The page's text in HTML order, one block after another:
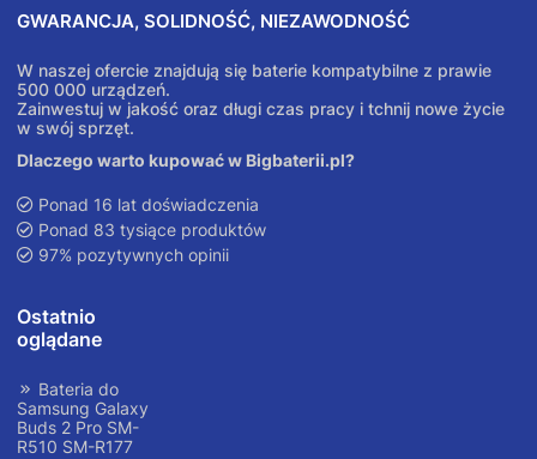
GWARANCJA, SOLIDNOŚĆ, NIEZAWODNOŚĆ
W naszej ofercie znajdują się baterie kompatybilne z prawie
500 000 urządzeń.
Zainwestuj w jakość oraz długi czas pracy i tchnij nowe życie
w swój sprzęt.
Dlaczego warto kupować w Bigbaterii.pl?
Ponad 16 lat doświadczenia
Ponad 83 tysiące produktów
97% pozytywnych opinii
Ostatnio
oglądane
Bateria do
Samsung Galaxy
Buds 2 Pro SM-
R510 SM-R177